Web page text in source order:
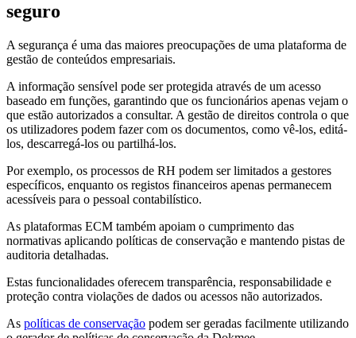
seguro
A segurança é uma das maiores preocupações de uma plataforma de
gestão de conteúdos empresariais.
A informação sensível pode ser protegida através de um acesso
baseado em funções, garantindo que os funcionários apenas vejam o
que estão autorizados a consultar. A gestão de direitos controla o que
os utilizadores podem fazer com os documentos, como vê-los, editá-
los, descarregá-los ou partilhá-los.
Por exemplo, os processos de RH podem ser limitados a gestores
específicos, enquanto os registos financeiros apenas permanecem
acessíveis para o pessoal contabilístico.
As plataformas ECM também apoiam o cumprimento das
normativas aplicando políticas de conservação e mantendo pistas de
auditoria detalhadas.
Estas funcionalidades oferecem transparência, responsabilidade e
proteção contra violações de dados ou acessos não autorizados.
As políticas de conservação podem ser geradas facilmente utilizando